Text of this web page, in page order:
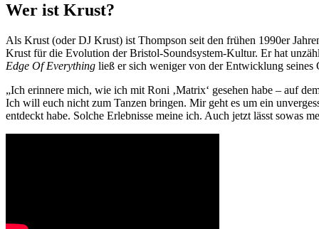
Wer ist Krust?
Als Krust (oder DJ Krust) ist Thompson seit den frühen 1990er
Krust für die Evolution der Bristol-Soundsystem-Kultur. Er hat
Edge Of Everything ließ er sich weniger von der Entwicklung
„Ich erinnere mich, wie ich mit Roni ‚Matrix‘ gesehen habe – auf
Ich will euch nicht zum Tanzen bringen. Mir geht es um ein
entdeckt habe. Solche Erlebnisse meine ich. Auch jetzt lässt sowas